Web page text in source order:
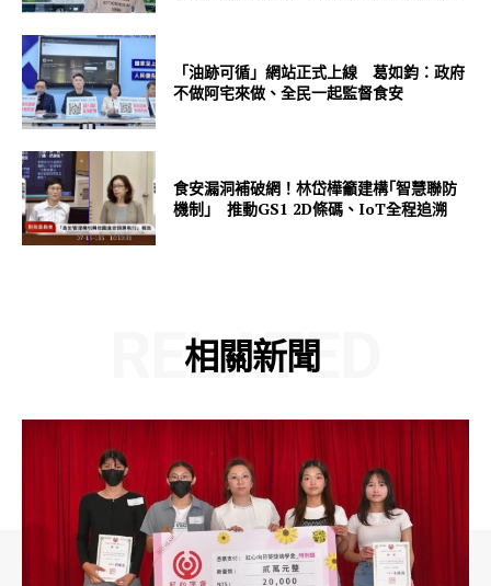
「油跡可循」網站正式上線 葛如鈞：政府
不做阿宅來做、全民一起監督食安
食安漏洞補破網！林岱樺籲建構｢智慧聯防
機制｣ 推動GS1 2D條碼、IoT全程追溯
相關新聞
RELATED